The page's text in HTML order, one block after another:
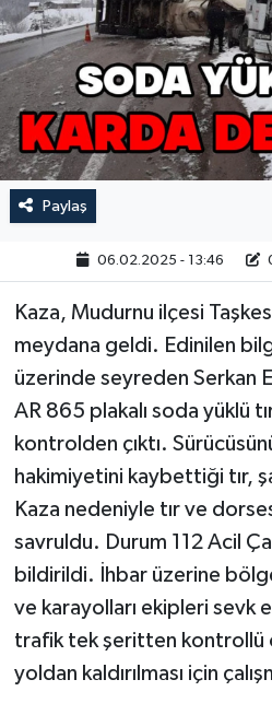
Paylaş
06.02.2025 - 13:46
Kaza, Mudurnu ilçesi
meydana geldi. Edinilen
üzerinde seyreden Serkan
AR 865 plakalı soda yüklü
kontrolden çıktı.
hakimiyetini kaybettiği tır,
Kaza nedeniyle tır ve
savruldu. Durum 112 Acil
bildirildi. İhbar üzerine
ve karayolları ekipleri sevk
trafik tek şeritten kontrollü
yoldan kaldırılması için